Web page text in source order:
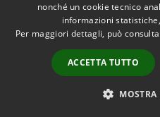
Accessibilità
Privacy
Mappa del sito
Feedback Accessibilità
nonché un cookie tecnico
informazioni
Per maggiori dettagli, può
ACCETTA TUTTO
MOSTRA